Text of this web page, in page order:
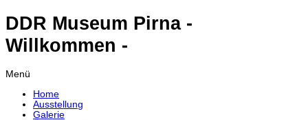
DDR Museum Pirna -
Willkommen -
Menü
Home
Ausstellung
Galerie